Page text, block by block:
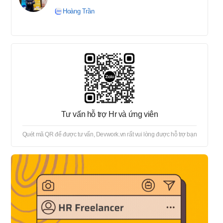
tuyển → Offer → Thủ tục
Hoàng Trần
Tư vấn hỗ trợ Hr và ứng viên
Quét mã QR để được tư vấn, Devwork.vn rất vui lòng được hỗ trợ bạn